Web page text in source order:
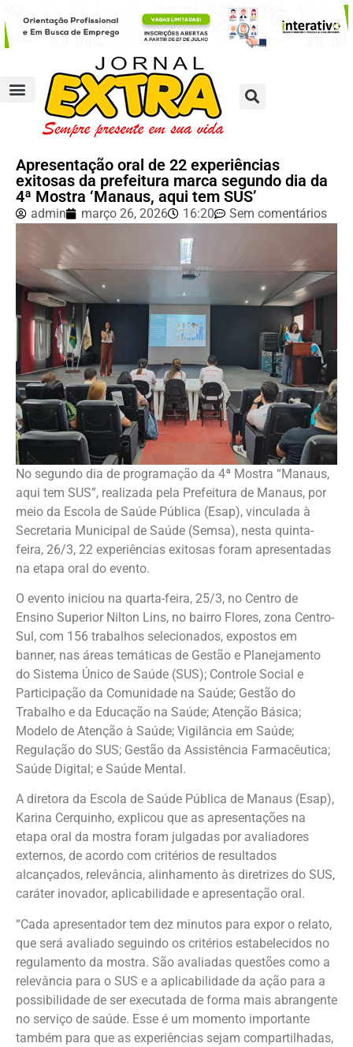
Apresentação oral de 22 experiências
exitosas da prefeitura marca segundo dia da
4ª Mostra ‘Manaus, aqui tem SUS’
admin março 26, 2026 16:20 Sem comentários
No segundo dia de programação da 4ª Mostra “Manaus,
aqui tem SUS”, realizada pela Prefeitura de Manaus, por
meio da Escola de Saúde Pública (Esap), vinculada à
Secretaria Municipal de Saúde (Semsa), nesta quinta-
feira, 26/3, 22 experiências exitosas foram apresentadas
na etapa oral do evento.
O evento iniciou na quarta-feira, 25/3, no Centro de
Ensino Superior Nilton Lins, no bairro Flores, zona Centro-
Sul, com 156 trabalhos selecionados, expostos em
banner, nas áreas temáticas de Gestão e Planejamento
do Sistema Único de Saúde (SUS); Controle Social e
Participação da Comunidade na Saúde; Gestão do
Trabalho e da Educação na Saúde; Atenção Básica;
Modelo de Atenção à Saúde; Vigilância em Saúde;
Regulação do SUS; Gestão da Assistência Farmacêutica;
Saúde Digital; e Saúde Mental.
A diretora da Escola de Saúde Pública de Manaus (Esap),
Karina Cerquinho, explicou que as apresentações na
etapa oral da mostra foram julgadas por avaliadores
externos, de acordo com critérios de resultados
alcançados, relevância, alinhamento às diretrizes do SUS,
caráter inovador, aplicabilidade e apresentação oral.
“Cada apresentador tem dez minutos para expor o relato,
que será avaliado seguindo os critérios estabelecidos no
regulamento da mostra. São avaliadas questões como a
relevância para o SUS e a aplicabilidade da ação para a
possibilidade de ser executada de forma mais abrangente
no serviço de saúde. Esse é um momento importante
também para que as experiências sejam compartilhadas,